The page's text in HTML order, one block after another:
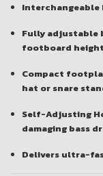
Interchangeable
Fully adjustable
footboard height
Compact
hat or snare
Self-Adjusting
damaging bass
Delivers ultra-